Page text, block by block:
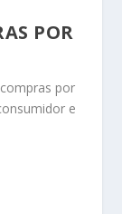
POR
por
e